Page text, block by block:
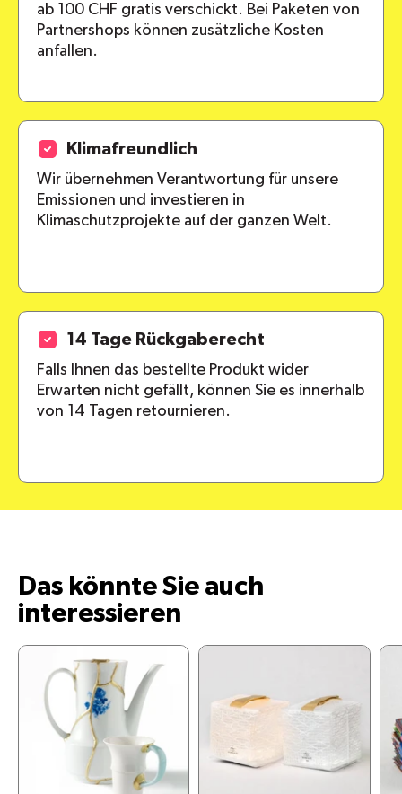
ab 100 CHF gratis verschickt. Bei Paketen von
Partnershops können zusätzliche Kosten
anfallen.
Klimafreundlich
Wir übernehmen Verantwortung für unsere
Emissionen und investieren in
Klimaschutzprojekte auf der ganzen Welt.
14 Tage Rückgaberecht
Falls Ihnen das bestellte Produkt wider
Erwarten nicht gefällt, können Sie es innerhalb
von 14 Tagen retournieren.
Das könnte Sie auch
interessieren